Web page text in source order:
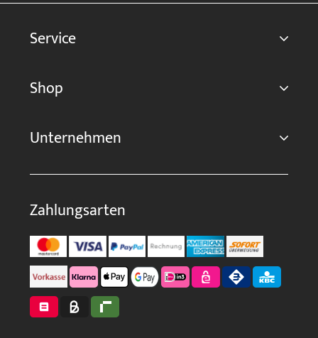
Service
Shop
Unternehmen
Zahlungsarten